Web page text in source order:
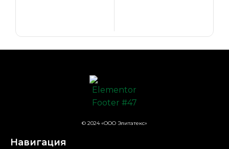
© 2024 «ООО Элитатекс»
Навигация